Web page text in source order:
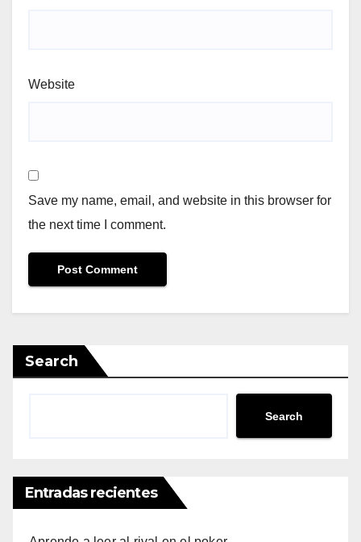
Website
Save my name, email, and website in this browser for
the next time I comment.
Search
Search
Entradas recientes